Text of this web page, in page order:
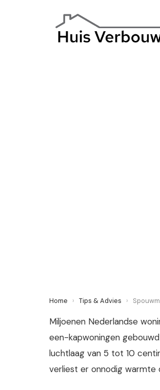
Home › Tips & Advies ›
Miljoenen Nederlandse
een-kapwoningen
luchtlaag van 5 tot 10
verliest er onnodig warmte